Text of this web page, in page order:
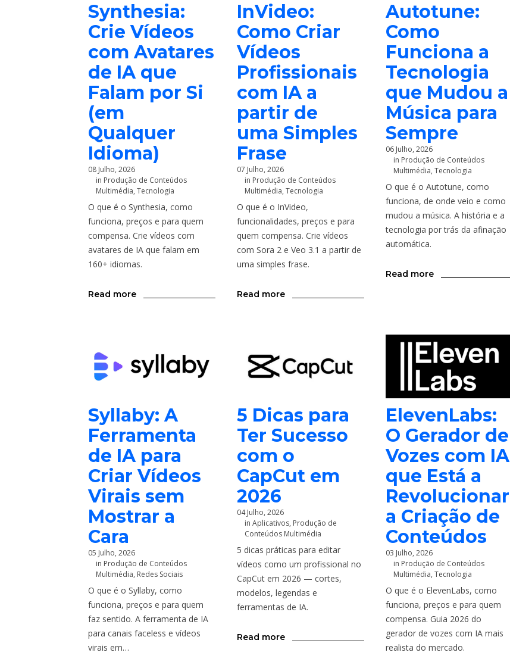
Synthesia:
Crie Vídeos
com Avatares
de IA que
Falam por Si
(em
Qualquer
Idioma)
08 Julho, 2026
in Produção de Conteúdos
Multimédia, Tecnologia
O que é o Synthesia, como
funciona, preços e para quem
compensa. Crie vídeos com
avatares de IA que falam em
160+ idiomas.
Read more
InVideo:
Como Criar
Vídeos
Profissionais
com IA a
partir de
uma Simples
Frase
07 Julho, 2026
in Produção de Conteúdos
Multimédia, Tecnologia
O que é o InVideo,
funcionalidades, preços e para
quem compensa. Crie vídeos
com Sora 2 e Veo 3.1 a partir de
uma simples frase.
Read more
Autotune:
Como
Funciona a
Tecnologia
que Mudou a
Música para
Sempre
06 Julho, 2026
in Produção de Conteúdos
Multimédia, Tecnologia
O que é o Autotune, como
funciona, de onde veio e como
mudou a música. A história e a
tecnologia por trás da afinação
automática.
Read more
Syllaby: A
Ferramenta
de IA para
Criar Vídeos
Virais sem
Mostrar a
Cara
05 Julho, 2026
in Produção de Conteúdos
Multimédia, Redes Sociais
O que é o Syllaby, como
funciona, preços e para quem
faz sentido. A ferramenta de IA
para canais faceless e vídeos
virais em…
5 Dicas para
Ter Sucesso
com o
CapCut em
2026
04 Julho, 2026
in Aplicativos, Produção de
Conteúdos Multimédia
5 dicas práticas para editar
vídeos como um profissional no
CapCut em 2026 — cortes,
modelos, legendas e
ferramentas de IA.
Read more
ElevenLabs:
O Gerador de
Vozes com IA
que Está a
Revolucionar
a Criação de
Conteúdos
03 Julho, 2026
in Produção de Conteúdos
Multimédia, Tecnologia
O que é o ElevenLabs, como
funciona, preços e para quem
compensa. Guia 2026 do
gerador de vozes com IA mais
realista do mercado.